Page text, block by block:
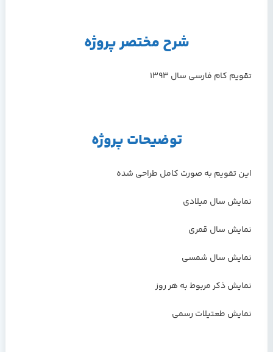
شرح مختصر پروژه
تقویم کام فارسی سال 1393
توضیحات پروژه
این تقویم به صورت کامل طراحی شده
نمایش سال میلادی
نمایش سال قمری
نمایش سال شمسی
نمایش ذکر مربوط به هر روز
نمایش طعتیلات رسمی